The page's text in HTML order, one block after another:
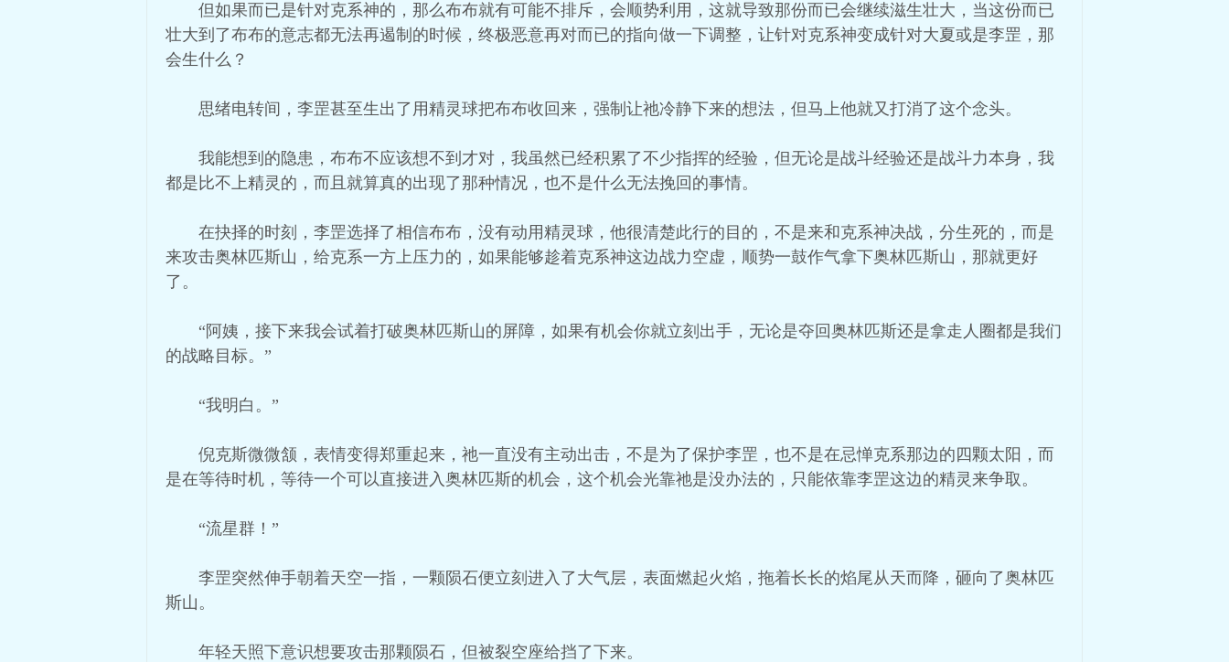
但如果而已是针对克系神的，那么布布就有可能不排斥，会顺势利用，这就导致那份而已会继续滋生壮大，当这份而已
壮大到了布布的意志都无法再遏制的时候，终极恶意再对而已的指向做一下调整，让针对克系神变成针对大夏或是李罡，那
会生什么？
思绪电转间，李罡甚至生出了用精灵球把布布收回来，强制让祂冷静下来的想法，但马上他就又打消了这个念头。
我能想到的隐患，布布不应该想不到才对，我虽然已经积累了不少指挥的经验，但无论是战斗经验还是战斗力本身，我
都是比不上精灵的，而且就算真的出现了那种情况，也不是什么无法挽回的事情。
在抉择的时刻，李罡选择了相信布布，没有动用精灵球，他很清楚此行的目的，不是来和克系神决战，分生死的，而是
来攻击奥林匹斯山，给克系一方上压力的，如果能够趁着克系神这边战力空虚，顺势一鼓作气拿下奥林匹斯山，那就更好
了。
“阿姨，接下来我会试着打破奥林匹斯山的屏障，如果有机会你就立刻出手，无论是夺回奥林匹斯还是拿走人圈都是我们
的战略目标。”
“我明白。”
倪克斯微微颔，表情变得郑重起来，祂一直没有主动出击，不是为了保护李罡，也不是在忌惮克系那边的四颗太阳，而
是在等待时机，等待一个可以直接进入奥林匹斯的机会，这个机会光靠祂是没办法的，只能依靠李罡这边的精灵来争取。
“流星群！”
李罡突然伸手朝着天空一指，一颗陨石便立刻进入了大气层，表面燃起火焰，拖着长长的焰尾从天而降，砸向了奥林匹
斯山。
年轻天照下意识想要攻击那颗陨石，但被裂空座给挡了下来。